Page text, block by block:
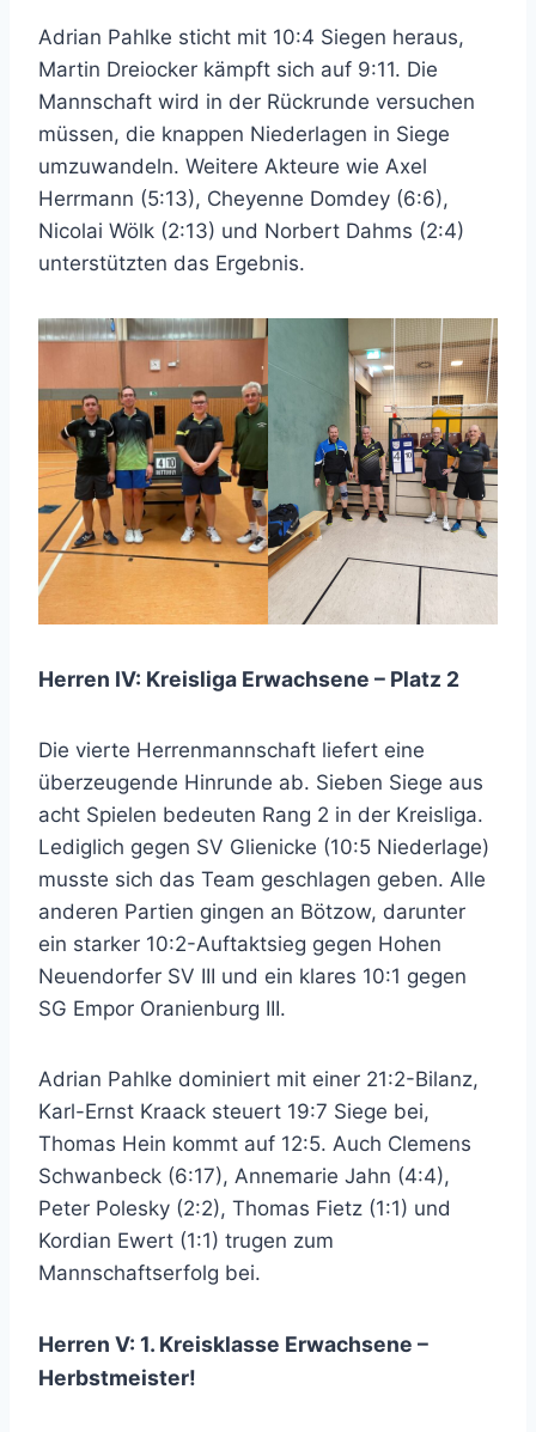
Adrian Pahlke sticht mit 10:4 Siegen heraus,
Martin Dreiocker kämpft sich auf 9:11. Die
Mannschaft wird in der Rückrunde versuchen
müssen, die knappen Niederlagen in Siege
umzuwandeln. Weitere Akteure wie Axel
Herrmann (5:13), Cheyenne Domdey (6:6),
Nicolai Wölk (2:13) und Norbert Dahms (2:4)
unterstützten das Ergebnis.
Herren IV: Kreisliga Erwachsene – Platz 2
Die vierte Herrenmannschaft liefert eine
überzeugende Hinrunde ab. Sieben Siege aus
acht Spielen bedeuten Rang 2 in der Kreisliga.
Lediglich gegen SV Glienicke (10:5 Niederlage)
musste sich das Team geschlagen geben. Alle
anderen Partien gingen an Bötzow, darunter
ein starker 10:2-Auftaktsieg gegen Hohen
Neuendorfer SV III und ein klares 10:1 gegen
SG Empor Oranienburg III.
Adrian Pahlke dominiert mit einer 21:2-Bilanz,
Karl-Ernst Kraack steuert 19:7 Siege bei,
Thomas Hein kommt auf 12:5. Auch Clemens
Schwanbeck (6:17), Annemarie Jahn (4:4),
Peter Polesky (2:2), Thomas Fietz (1:1) und
Kordian Ewert (1:1) trugen zum
Mannschaftserfolg bei.
Herren V: 1. Kreisklasse Erwachsene –
Herbstmeister!